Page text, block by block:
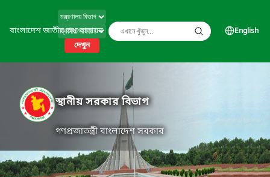
বাংলাদেশ জাতীয় তথ্য বাতায়ন
দেখুন
English
স্থানীয় সরকার বিভাগ
গণপ্রজাতন্ত্রী বাংলাদেশ সরকার